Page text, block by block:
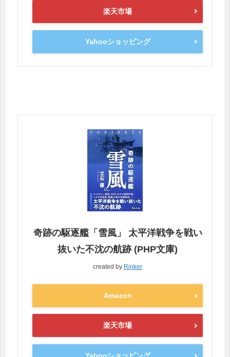
楽天市場
Yahooショッピング
奇跡の駆逐艦「雪風」 太平洋戦争を戦い
抜いた不沈の航跡 (PHP文庫)
created by Rinker
Amazon
楽天市場